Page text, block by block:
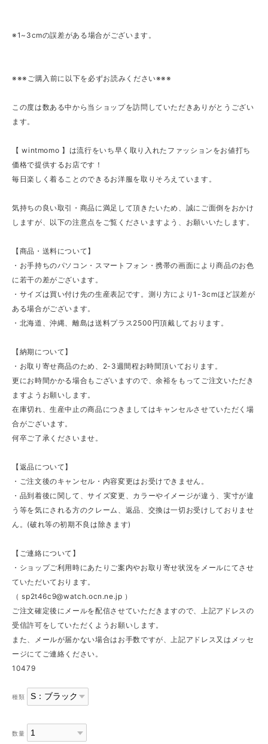
※1~3cmの誤差がある場合がございます。
※※※ご購入前に以下を必ずお読みください※※※
この度は数ある中から当ショップを訪問していただきありがとうござい
ます。
【 wintmomo 】は流行をいち早く取り入れたファッションをお値打ち
価格で提供するお店です！
毎日楽しく着ることのできるお洋服を取りそろえています。
気持ちの良い取引・商品に満足して頂きたいため、誠にご面倒をおかけ
しますが、以下の注意点をご覧くださいますよう、お願いいたします。
【商品・送料について】
・お手持ちのパソコン・スマートフォン・携帯の画面により商品のお色
に若干の差がございます。
・サイズは買い付け先の生産表記です。測り方により1-3cmほど誤差が
ある場合がございます。
・北海道、沖縄、離島は送料プラス2500円頂戴しております。
【納期について】
・お取り寄せ商品のため、2-3週間程お時間頂いております。
更にお時間かかる場合もございますので、余裕をもってご注文いただき
ますようお願いします。
在庫切れ、生産中止の商品につきましてはキャンセルさせていただく場
合がございます。
何卒ご了承くださいませ。
【返品について】
・ご注文後のキャンセル・内容変更はお受けできません。
・品到着後に関して、サイズ変更、カラーやイメージが違う、実寸が違
う等を気にされる方のクレーム、返品、交換は一切お受けしておりませ
ん。(破れ等の初期不良は除きます)
【ご連絡について】
・ショップご利用時にあたりご案内やお取り寄せ状況をメールにてさせ
ていただいております。
（sp2t46c9@watch.ocn.ne.jp ）
ご注文確定後にメールを配信させていただきますので、上記アドレスの
受信許可をしていただくようお願いします。
また、メールが届かない場合はお手数ですが、上記アドレス又はメッセ
ージにてご連絡ください。
10479
種類
数量